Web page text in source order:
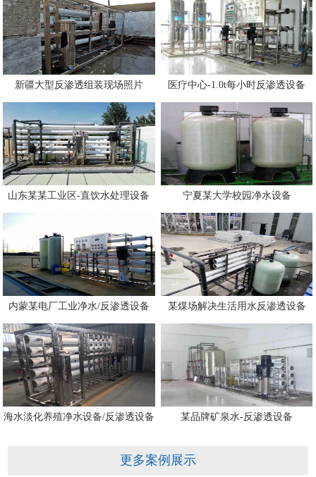
新疆大型反渗透组装现场照片 医疗中心-1.0t每小时反渗透设备
山东某某工业区-直饮水处理设备 宁夏某大学校园净水设备
内蒙某电厂工业净水/反渗透设备 某煤场解决生活用水反渗透设备
海水淡化养殖净水设备/反渗透设备 某品牌矿泉水-反渗透设备
更多案例展示